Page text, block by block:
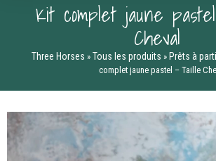
Kit complet jaune
Cheval
Three Horses » Tous les produits » Prêts à
complet jaune pastel – Taille